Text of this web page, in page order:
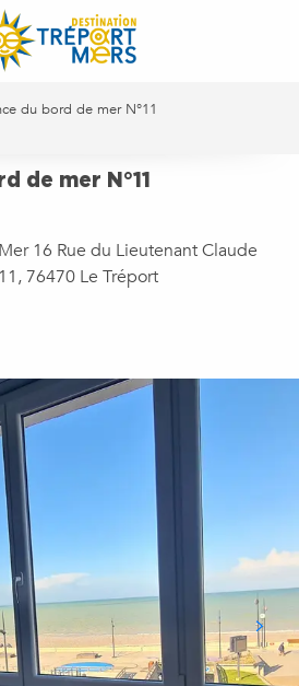
du bord de mer N°11
de mer N°11
16 Rue du Lieutenant Claude
76470 Le Tréport
favoris